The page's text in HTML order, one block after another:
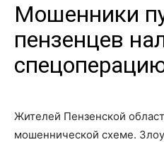
Мошенники
пензенцев
Жителей Пензенской
мошеннической схеме.